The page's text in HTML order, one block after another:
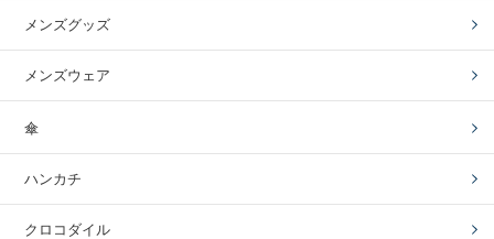
メンズグッズ
メンズウェア
傘
ハンカチ
クロコダイル